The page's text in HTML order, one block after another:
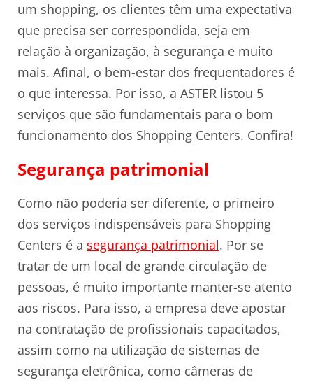
um shopping, os clientes têm uma expectativa
que precisa ser correspondida, seja em
relação à organização, à segurança e muito
mais. Afinal, o bem-estar dos frequentadores é
o que interessa. Por isso, a ASTER listou 5
serviços que são fundamentais para o bom
funcionamento dos Shopping Centers. Confira!
Segurança patrimonial
Como não poderia ser diferente, o primeiro
dos serviços indispensáveis para Shopping
Centers é a segurança patrimonial. Por se
tratar de um local de grande circulação de
pessoas, é muito importante manter-se atento
aos riscos. Para isso, a empresa deve apostar
na contratação de profissionais capacitados,
assim como na utilização de sistemas de
segurança eletrônica, como câmeras de